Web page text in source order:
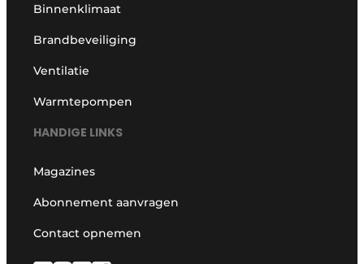
Binnenklimaat
Brandbeveiliging
Ventilatie
Warmtepompen
HANDIGE LINKS
Magazines
Abonnement aanvragen
Contact opnemen